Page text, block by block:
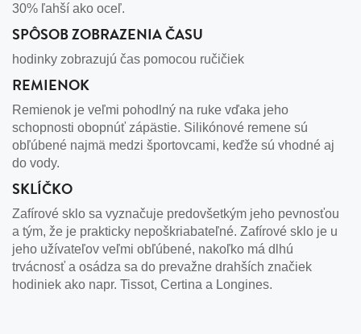
30% ľahší ako oceľ.
SPÔSOB ZOBRAZENIA ČASU
hodinky zobrazujú čas pomocou ručičiek
REMIENOK
Remienok je veľmi pohodlný na ruke vďaka jeho
schopnosti obopnúť zápästie. Silikónové remene sú
obľúbené najmä medzi športovcami, keďže sú vhodné aj
do vody.
SKLÍČKO
Zafírové sklo sa vyznačuje predovšetkým jeho pevnosťou
a tým, že je prakticky nepoškriabateľné. Zafírové sklo je u
jeho užívateľov veľmi obľúbené, nakoľko má dlhú
trvácnosť a osádza sa do prevažne drahších značiek
hodiniek ako napr. Tissot, Certina a Longines.